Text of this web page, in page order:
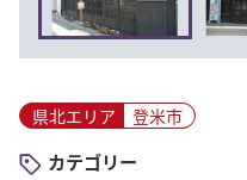
県北エリア 登米市
カテゴリー